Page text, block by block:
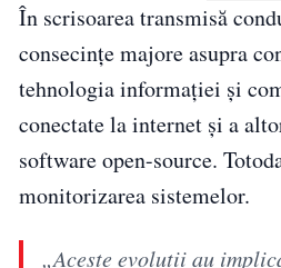
În scrisoarea transmisă
consecințe majore asupra
tehnologia informației și
conectate la internet și a
software open-source.
monitorizarea sistemelor.
„Aceste evoluţii au